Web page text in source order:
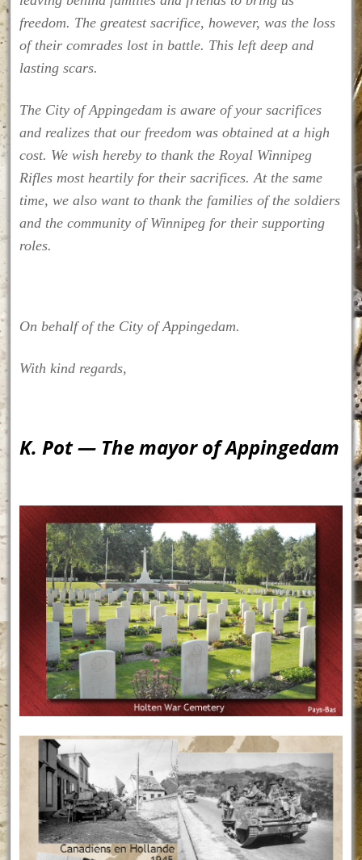
freedom. The greatest sacrifice, however, was the loss
of their comrades lost in battle. This left deep and
lasting scars.
The City of Appingedam is aware of your sacrifices
and realizes that our freedom was obtained at a high
cost. We wish hereby to thank the Royal Winnipeg
Rifles most heartily for their sacrifices. At the same
time, we also want to thank the families of the soldiers
and the community of Winnipeg for their supporting
roles.
On behalf of the City of Appingedam.
With kind regards,
K. Pot — The mayor of Appingedam